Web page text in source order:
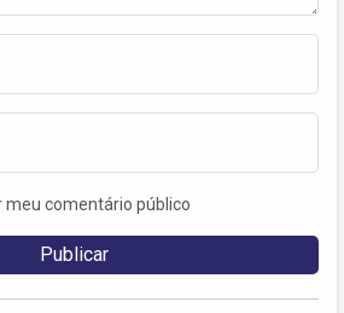
meu comentário público